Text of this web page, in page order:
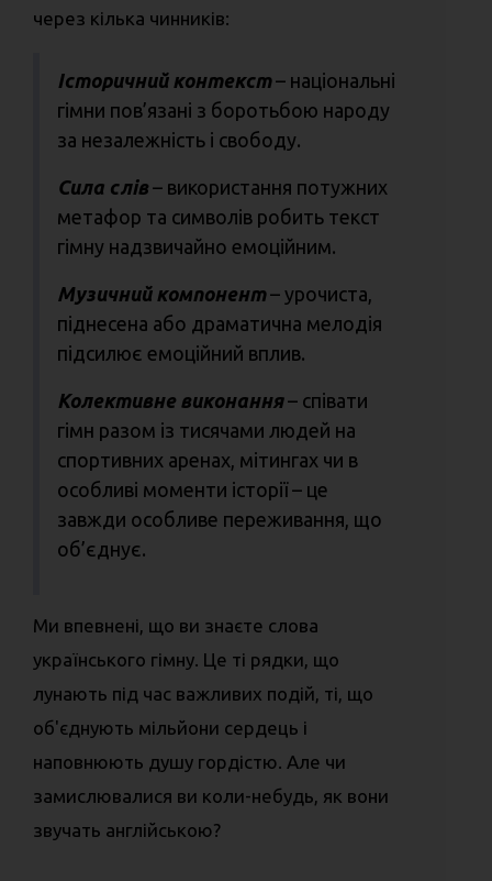
через кілька чинників:
Історичний контекст– національні
гімни пов’язані з боротьбою народу
за незалежність і свободу.
Сила слів – використання потужних
метафор та символів робить текст
гімну надзвичайно емоційним.
Музичний компонент– урочиста,
піднесена або драматична мелодія
підсилює емоційний вплив.
Колективне виконання– співати
гімн разом із тисячами людей на
спортивних аренах, мітингах чи в
особливі моменти історії – це
завжди особливе переживання, що
об’єднує.
Ми впевнені, що ви знаєте слова
українського гімну. Це ті рядки, що
лунають під час важливих подій, ті, що
об'єднують мільйони сердець і
наповнюють душу гордістю. Але чи
замислювалися ви коли-небудь, як вони
звучать англійською?